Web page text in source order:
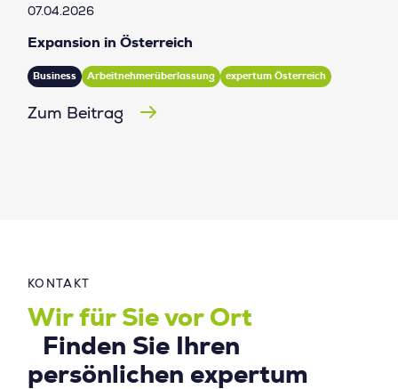
07.04.2026
Expansion in Österreich
Business Arbeitnehmerüberlassung expertum Österreich
Zum Beitrag
KONTAKT
Wir für Sie vor Ort
Finden Sie Ihren
persönlichen expertum